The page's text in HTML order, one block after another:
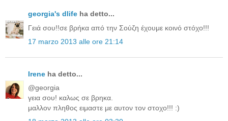
georgia's dlife ha detto...
Γειά σου!!σε βρήκα από την Σούζη έχουμε κοινό στόχο!!!
17 marzo 2013 alle ore 21:14
Irene ha detto...
@georgia
γεια σου! καλως σε βρηκα.
μαλλον πληθος ειμαστε με αυτον τον στοχο!!! :)